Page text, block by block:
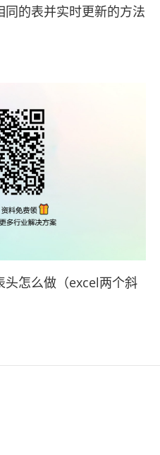
的表并实时更新的方法
头怎么做（excel两个斜